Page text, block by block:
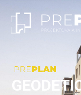
obsah